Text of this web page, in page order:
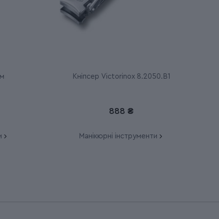
Кніпсер Victorinox 8.2050.B1
888 ₴
Манікюрні інструменти